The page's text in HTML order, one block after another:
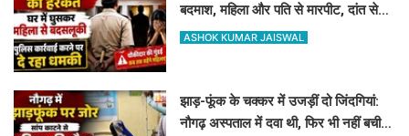
बदमाश, महिला और पति से मारपीट, दांत से
काटा
ASHOK KUMAR JAISWAL
झाड़-फूंक के चक्कर में उजड़ीं दो जिंदगियां:
नौगढ़ अस्पताल में दवा थी, फिर भी नहीं बची